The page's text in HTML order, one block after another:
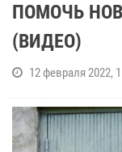
ПОМОЧЬ
(ВИДЕО)
12 февраля 2022,